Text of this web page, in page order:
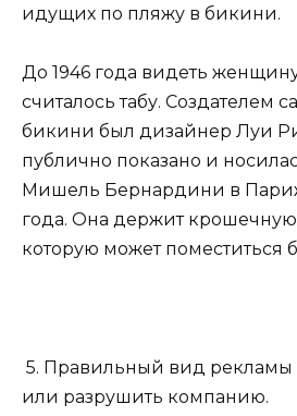
идущих по пляжу в бикини.
До 1946 года видеть
считалось табу. Создателем
бикини был дизайнер Луи
публично показано и
Мишель Бернардини в
года. Она держит крошечную
которую может поместиться
5. Правильный вид рекламы
или разрушить компанию.